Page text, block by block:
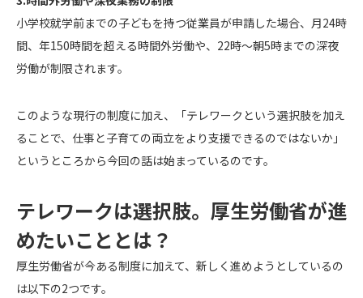
小学校就学前までの子どもを持つ従業員が申請した場合、月24時
間、年150時間を超える時間外労働や、22時～朝5時までの深夜
労働が制限されます。
このような現行の制度に加え、「テレワークという選択肢を加え
ることで、仕事と子育ての両立をより支援できるのではないか」
というところから今回の話は始まっているのです。
テレワークは選択肢。厚生労働省が進
めたいこととは？
厚生労働省が今ある制度に加えて、新しく進めようとしているの
は以下の2つです。